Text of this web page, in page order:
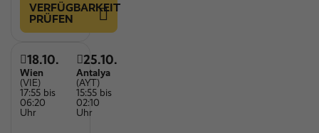
VERFÜGBARKEIT
PRÜFEN
18.10.
Wien
(VIE)
17:55 bis
06:20
Uhr
25.10.
Antalya
(AYT)
15:55 bis
02:10
Uhr